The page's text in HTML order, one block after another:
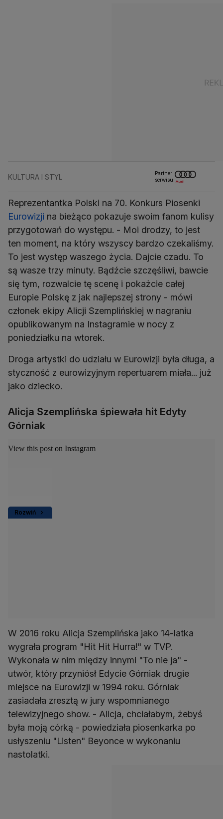
KULTURA I STYL
Partner
serwisu:
Reprezentantka Polski na 70. Konkurs Piosenki
Eurowizji na bieżąco pokazuje swoim fanom kulisy
przygotowań do występu. - Moi drodzy, to jest
ten moment, na który wszyscy bardzo czekaliśmy.
To jest występ waszego życia. Dajcie czadu. To
są wasze trzy minuty. Bądźcie szczęśliwi, bawcie
się tym, rozwalcie tę scenę i pokażcie całej
Europie Polskę z jak najlepszej strony - mówi
członek ekipy Alicji Szemplińskiej w nagraniu
opublikowanym na Instagramie w nocy z
poniedziałku na wtorek.
Droga artystki do udziału w Eurowizji była długa, a
styczność z eurowizyjnym repertuarem miała... już
jako dziecko.
Alicja Szemplińska śpiewała hit Edyty
Górniak
Rozwiń
View this post on Instagram
W 2016 roku Alicja Szemplińska jako 14-latka
wygrała program "Hit Hit Hurra!" w TVP.
Wykonała w nim między innymi "To nie ja" -
utwór, który przyniósł Edycie Górniak drugie
miejsce na Eurowizji w 1994 roku. Górniak
zasiadała zresztą w jury wspomnianego
telewizyjnego show. - Alicja, chciałabym, żebyś
była moją córką - powiedziała piosenkarka po
usłyszeniu "Listen" Beyonce w wykonaniu
nastolatki.